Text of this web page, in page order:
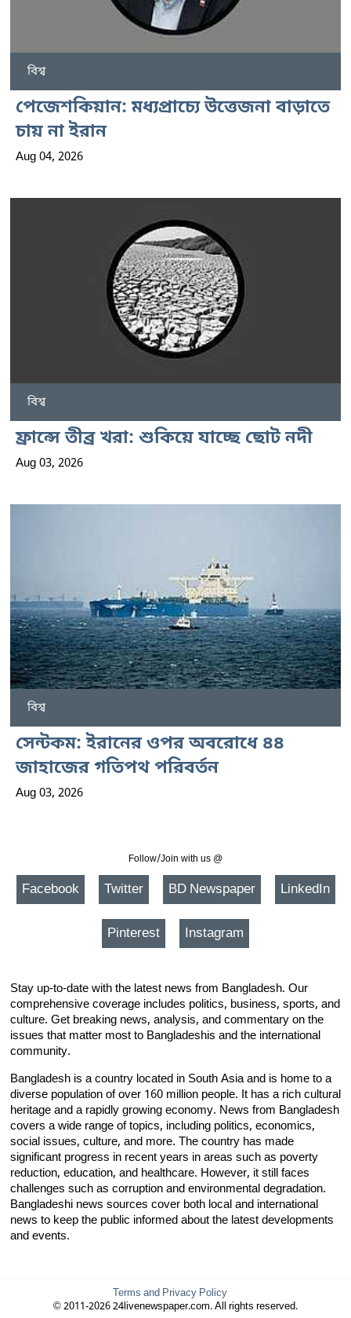
বিশ্ব
পেজেশকিয়ান: মধ্যপ্রাচ্যে উত্তেজনা বাড়াতে
চায় না ইরান
Aug 04, 2026
বিশ্ব
ফ্রান্সে তীব্র খরা: শুকিয়ে যাচ্ছে ছোট নদী
Aug 03, 2026
বিশ্ব
সেন্টকম: ইরানের ওপর অবরোধে ৪৪
জাহাজের গতিপথ পরিবর্তন
Aug 03, 2026
Follow/Join with us @
Facebook Twitter BD Newspaper LinkedIn
Pinterest Instagram
Stay up-to-date with the latest news from Bangladesh. Our
comprehensive coverage includes politics, business, sports, and
culture. Get breaking news, analysis, and commentary on the
issues that matter most to Bangladeshis and the international
community.
Bangladesh is a country located in South Asia and is home to a
diverse population of over 160 million people. It has a rich cultural
heritage and a rapidly growing economy. News from Bangladesh
covers a wide range of topics, including politics, economics,
social issues, culture, and more. The country has made
significant progress in recent years in areas such as poverty
reduction, education, and healthcare. However, it still faces
challenges such as corruption and environmental degradation.
Bangladeshi news sources cover both local and international
news to keep the public informed about the latest developments
and events.
Terms and Privacy Policy
© 2011-2026 24livenewspaper.com. All rights reserved.